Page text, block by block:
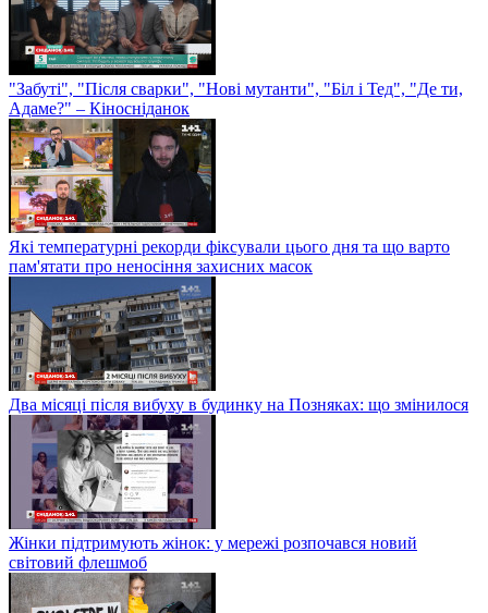
"Забуті", "Після сварки", "Нові мутанти", "Біл і Тед", "Де ти,
Адаме?" – Кіносніданок
Які температурні рекорди фіксували цього дня та що варто
пам'ятати про неносіння захисних масок
Два місяці після вибуху в будинку на Позняках: що змінилося
Жінки підтримують жінок: у мережі розпочався новий
світовий флешмоб